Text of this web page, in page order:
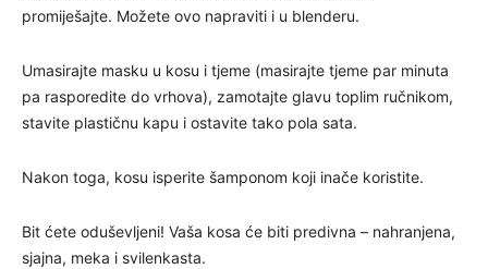
promiješajte. Možete ovo napraviti i u blenderu.
Umasirajte masku u kosu i tjeme (masirajte tjeme par minuta
pa rasporedite do vrhova), zamotajte glavu toplim ručnikom,
stavite plastičnu kapu i ostavite tako pola sata.
Nakon toga, kosu isperite šamponom koji inače koristite.
Bit ćete oduševljeni! Vaša kosa će biti predivna – nahranjena,
sjajna, meka i svilenkasta.